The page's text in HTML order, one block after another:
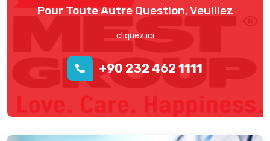
Pour Toute Autre Question, Veuillez
cliquez ici
+90 232 462 1111